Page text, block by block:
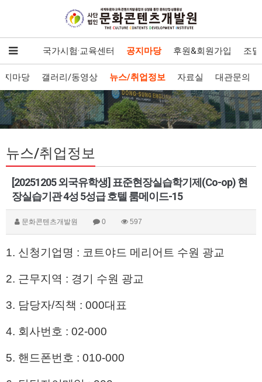
·보급 국가시험·교육센터 공지마당 후원&회원가입 조
지마당 갤러리/동영상 뉴스/취업정보 자료실 대관문의
뉴스/취업정보
[20251205 외국유학생] 표준현장실습학기제(Co-op) 현
장실습기관 4성 5성급 호텔 룸메이드-15
문화콘텐츠개발원 0 597
1. 신청기업명 : 코트야드 메리어트 수원 광교
2. 근무지역 : 경기 수원 광교
3. 담당자/직책 : 000대표
4. 회사번호 : 02-000
5. 핸드폰번호 : 010-000